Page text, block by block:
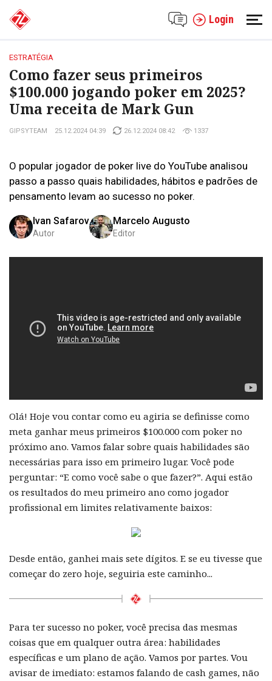
Login
ESTRATÉGIA
Como fazer seus primeiros
$100.000 jogando poker em 2025?
Uma receita de Mark Gun
GIPSYTEAM 25.12.2024 04:39 26.12.2024 08:42 1337
O popular jogador de poker live do YouTube analisou
passo a passo quais habilidades, hábitos e padrões de
pensamento levam ao sucesso no poker.
Ivan Safarov
Autor
Marcelo Augusto
Editor
Olá! Hoje vou contar como eu agiria se definisse como
meta ganhar meus primeiros $100.000 com poker no
próximo ano. Vamos falar sobre quais habilidades são
necessárias para isso em primeiro lugar. Você pode
perguntar: “E como você sabe o que fazer?”. Aqui estão
os resultados do meu primeiro ano como jogador
profissional em limites relativamente baixos:
Desde então, ganhei mais sete dígitos. E se eu tivesse que
começar do zero hoje, seguiria este caminho...
Para ter sucesso no poker, você precisa das mesmas
coisas que em qualquer outra área: habilidades
específicas e um plano de ação. Vamos por partes. Vou
avisar de imediato: estamos falando de cash games, não